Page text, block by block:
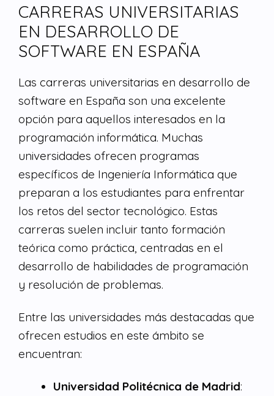
CARRERAS UNIVERSITARIAS
EN DESARROLLO DE
SOFTWARE EN ESPAÑA
Las carreras universitarias en desarrollo de
software en España son una excelente
opción para aquellos interesados en la
programación informática. Muchas
universidades ofrecen programas
específicos de Ingeniería Informática que
preparan a los estudiantes para enfrentar
los retos del sector tecnológico. Estas
carreras suelen incluir tanto formación
teórica como práctica, centradas en el
desarrollo de habilidades de programación
y resolución de problemas.
Entre las universidades más destacadas que
ofrecen estudios en este ámbito se
encuentran:
Universidad Politécnica de Madrid: